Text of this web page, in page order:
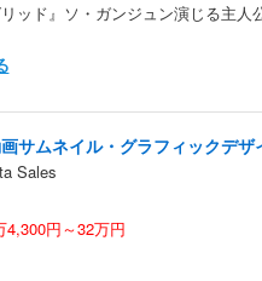
ッド』ソ・ガンジュン演じる主
画サムネイル・グラフィックデ
Sales
4,300円～32万円